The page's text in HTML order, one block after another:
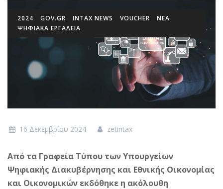
2024 GOV.GR INTAX NEWS VOUCHER
ΝΕΑ
ΨΗΦΙΑΚΆ ΕΡΓΑΛΕΊΑ
16 Δεκεμβρίου 2024 zetintax
Από τα Γραφεία Τύπου των Υπουργείων
Ψηφιακής Διακυβέρνησης και Εθνικής Οικονομίας
και Οικονομικών εκδόθηκε η ακόλουθη